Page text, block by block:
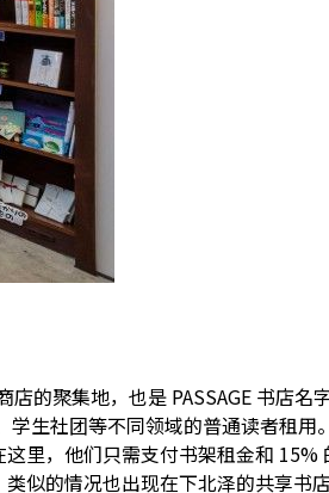
的聚集地，也是 PASSAGE 书店名
生社团等不同领域的普通读者租
里，他们只需支付书架租金和 15%
类似的情况也出现在下北泽的共享书